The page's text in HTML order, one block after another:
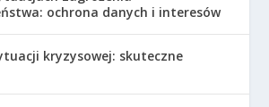
ochrona danych i interesów
kryzysowej: skuteczne